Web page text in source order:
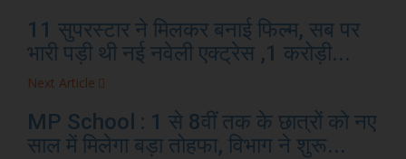
11 सुपरस्टार ने मिलकर बनाई फिल्म, सब पर
भारी पड़ी थी नई नवेली एक्ट्रेस ,1 करोड़ी...
Next Article
MP School : 1 से 8वीं तक के छात्रों को नए
साल में मिलेगा बड़ा तोहफा, विभाग ने शुरू...